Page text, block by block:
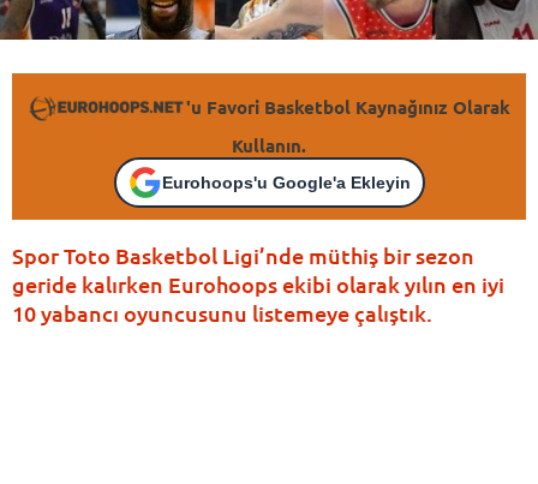
'u Favori Basketbol Kaynağınız Olarak
Kullanın.
Eurohoops'u Google'a Ekleyin
Spor Toto Basketbol Ligi’nde müthiş bir sezon
geride kalırken Eurohoops ekibi olarak yılın en iyi
10 yabancı oyuncusunu listemeye çalıştık.